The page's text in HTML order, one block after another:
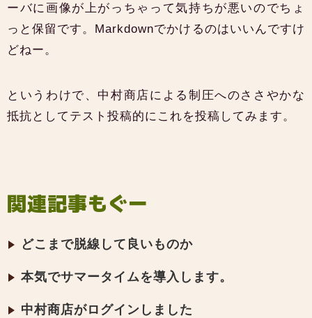
ーバに画像が上がっちゃって気持ちが悪いのでちょ
っと保留です。Markdownでかけるのはいいんですけ
どねー。
というわけで、中村商店による制圧へのささやかな
抵抗としてテスト投稿的にこれを投稿してみます。
関連記事もぐー
どこまで脱線して良いものか
本気でサマータイムを導入します。
中村商店がログインしました